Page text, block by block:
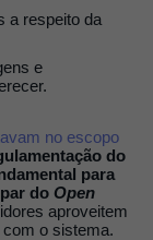
a respeito da
e
no escopo
do
para
do Open
aproveitem
o sistema.